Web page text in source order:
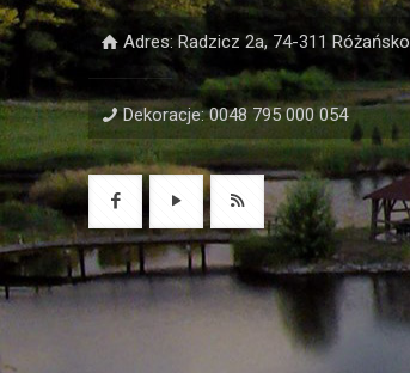
Adres: Radzicz 2a, 74-311 Różańsko
Dekoracje: 0048 795 000 054